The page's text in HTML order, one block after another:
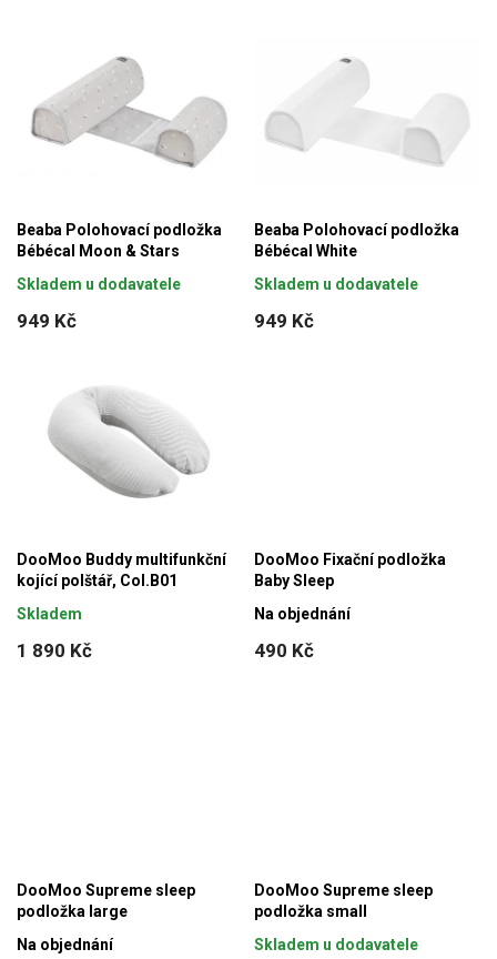
Beaba Polohovací podložka
Bébécal Moon & Stars
949 Kč
Skladem u dodavatele
Beaba Polohovací podložka
Bébécal White
949 Kč
Skladem u dodavatele
DooMoo Buddy multifunkční
kojící polštář, Col.B01
1 890 Kč
Skladem
DooMoo Fixační podložka
Baby Sleep
490 Kč
Na objednání
DooMoo Supreme sleep
podložka large
Na objednání
DooMoo Supreme sleep
podložka small
Skladem u dodavatele